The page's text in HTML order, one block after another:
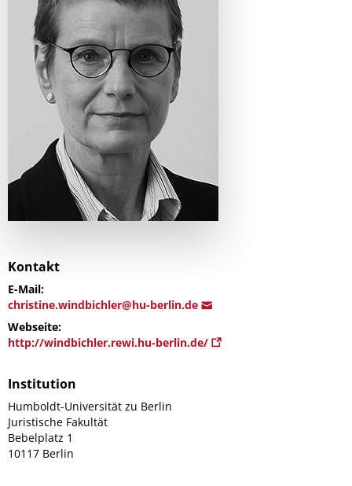
Kontakt
E-Mail:
christine.windbichler@hu-berlin.de
Webseite:
http://windbichler.rewi.hu-berlin.de/
Institution
Humboldt-Universität zu Berlin
Juristische Fakultät
Bebelplatz 1
10117 Berlin